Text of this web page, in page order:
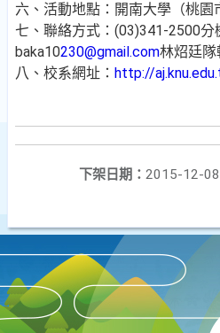
六、活動地點：開南大學（桃園
七、聯絡方式：(03)341-2500
baka10230@gmail.com林炤廷隊
八、校系網址： http://
下架日期： 2015-12-08